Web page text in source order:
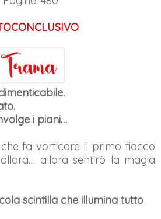
i piani…
fa vorticare il primo fiocco
allora sentirò la magia
scintilla che illumina tutto